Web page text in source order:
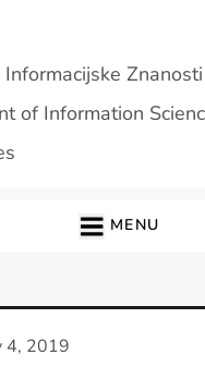
of Information
MENU